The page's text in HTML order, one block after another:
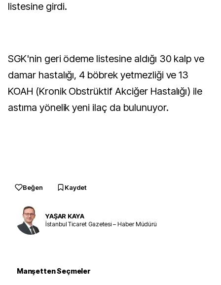
listesine girdi.
SGK'nin geri ödeme listesine aldığı 30 kalp ve
damar hastalığı, 4 böbrek yetmezliği ve 13
KOAH (Kronik Obstrüktif Akciğer Hastalığı) ile
astıma yönelik yeni ilaç da bulunuyor.
Beğen Kaydet
YAŞAR KAYA
İstanbul Ticaret Gazetesi – Haber Müdürü
Manşetten Seçmeler